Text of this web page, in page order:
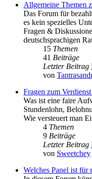
Allgemeine Themen
Das Forum für
es kein spezielles
Fragen &
deutschsprachigen
15 Themen
41 Beiträge
Letzter Beitrag
von
Fragen zum
Was ist eine faire
Stundenlohn,
Wie versteuert man
4 Themen
9 Beiträge
Letzter Beitrag
von Sweetchey
Welches Panel ist für